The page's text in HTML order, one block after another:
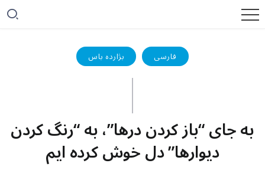
بژاردە باس فارسی
به جای “باز کردن درها”، به “رنگ کردن
دیوارها” دل خوش کرده ایم